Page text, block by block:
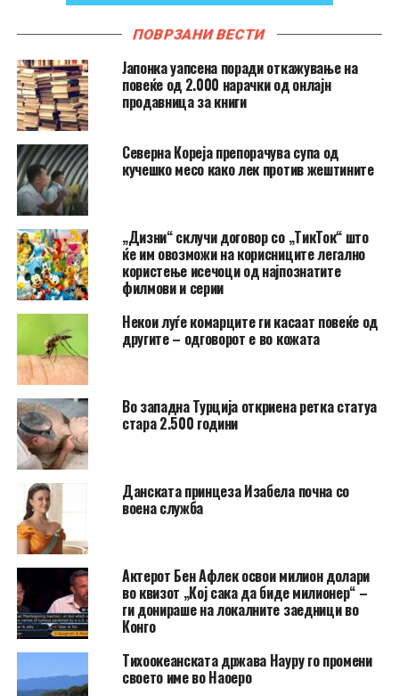
ПОВРЗАНИ ВЕСТИ
Јапонка уапсена поради откажување на
повеќе од 2.000 нарачки од онлајн
продавница за книги
Северна Кореја препорачува супа од
кучешко месо како лек против жештините
„Дизни“ склучи договор со „ТикТок“ што
ќе им овозможи на корисниците легално
користење исечоци од најпознатите
филмови и серии
Hекои луѓе комарците ги касаат повеќе од
другите – одговорот е во кожата
Во западна Турција откриена ретка статуа
стара 2.500 години
Данската принцеза Изабела почна со
воена служба
Актерот Бен Афлек освои милион долари
во квизот „Кој сака да биде милионер“ –
ги донираше на локалните заедници во
Конго
Тихоокеанската држава Науру го промени
своето име во Наоеро